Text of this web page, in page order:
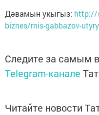
Дәвамын укыгыз: http://
biznes/rnis-gabbazov-
Следите за самым
Telegram-канале
Читайте новости